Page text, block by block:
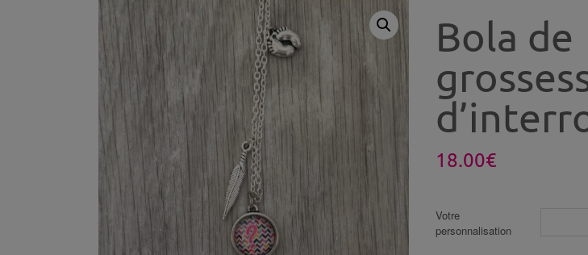
Bola de
18.00€
Votre
personnalisation